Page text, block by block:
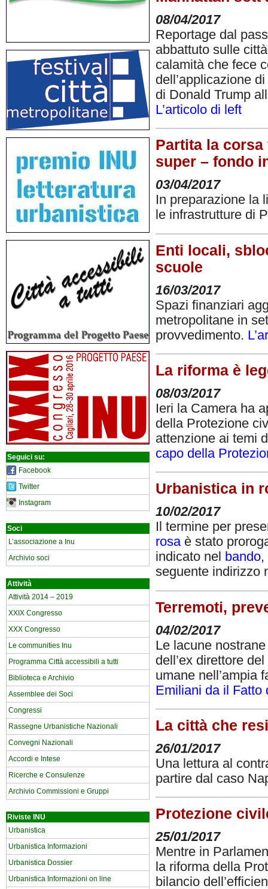
Seguici su:
Facebook
Twitter
Instagram
Soci
L’associazione a Inu
Archivio soci
Attività
Attività 2014 – 2019
XXIX Congresso
XXX Congresso
Le communities Inu
Programma Città accessibili a tutti
Biblioteca e Archivio
Assemblee dei Soci
Congressi
Rassegne Urbanistiche Nazionali
Convegni Nazionali
Accordi e Intese
Ricerche e Consulenze
Archivio Commissioni e Gruppi
Riviste INU
Urbanistica
Urbanistica Informazioni
Urbanistica Dossier
Urbanistica Informazioni on line
08/04/2017
Reportage dal
abbattuto sulle
calamità che fece
dell’applicazione
di Donald Trump
L’articolo di left
Partita la
super – fondo
03/04/2017
In preparazione la
le infrastrutture di
Enti locali,
scuole
16/03/2017
Spazi finanziari
metropolitane in
provvedimento.
La riforma è
08/03/2017
Ieri la Camera ha
della Protezione
attenzione ai temi
capo della
Urbanistica in
10/02/2017
Il termine per
rosaè stato
indicato nel bando,
seguente indirizzo
Terremoti,
04/02/2017
Le lacune
dell’ex direttore
umane nell’ampia
Emiliani da il Fatto
La città che
26/01/2017
Una lettura al
partire dal caso
Protezione
25/01/2017
Mentre in
la riforma della
bilancio